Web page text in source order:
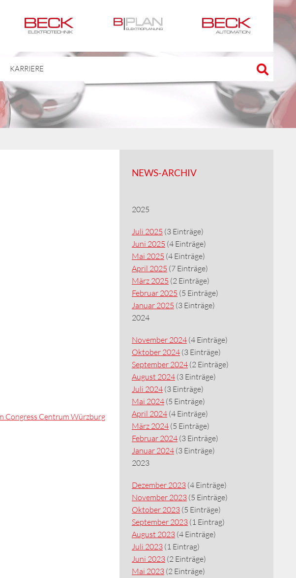
KARRIERE
Congress Centrum Würzburg
NEWS-ARCHIV
2025
Juli 2025 (3 Einträge)
Juni 2025 (4 Einträge)
Mai 2025 (4 Einträge)
April 2025 (7 Einträge)
März 2025 (2 Einträge)
Februar 2025 (5 Einträge)
Januar 2025 (3 Einträge)
2024
November 2024 (4 Einträge)
Oktober 2024 (3 Einträge)
September 2024 (2 Einträge)
August 2024 (3 Einträge)
Juli 2024 (3 Einträge)
Mai 2024 (5 Einträge)
April 2024 (4 Einträge)
März 2024 (5 Einträge)
Februar 2024 (3 Einträge)
Januar 2024 (3 Einträge)
2023
Dezember 2023 (4 Einträge)
November 2023 (5 Einträge)
Oktober 2023 (5 Einträge)
September 2023 (1 Eintrag)
August 2023 (4 Einträge)
Juli 2023 (1 Eintrag)
Juni 2023 (2 Einträge)
Mai 2023 (2 Einträge)